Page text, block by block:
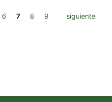
6 7 8 9 siguiente